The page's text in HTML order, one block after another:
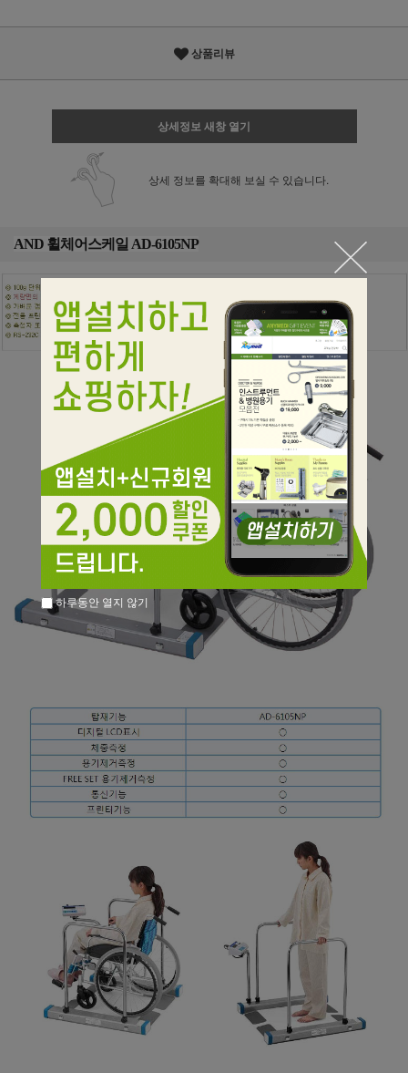
상품리뷰
상세정보 새창 열기
상세 정보를 확대해 보실 수 있습니다.
AND 휠체어스케일 AD-6105NP
하루동안 열지 않기